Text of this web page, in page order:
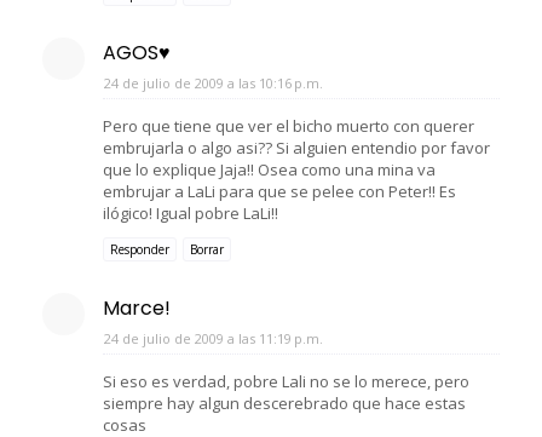
AGOS♥
24 de julio de 2009 a las 10:16 p.m.
Pero que tiene que ver el bicho muerto con querer
embrujarla o algo asi?? Si alguien entendio por favor
que lo explique Jaja!! Osea como una mina va
embrujar a LaLi para que se pelee con Peter!! Es
ilógico! Igual pobre LaLi!!
Responder Borrar
Marce!
24 de julio de 2009 a las 11:19 p.m.
Si eso es verdad, pobre Lali no se lo merece, pero
siempre hay algun descerebrado que hace estas
cosas